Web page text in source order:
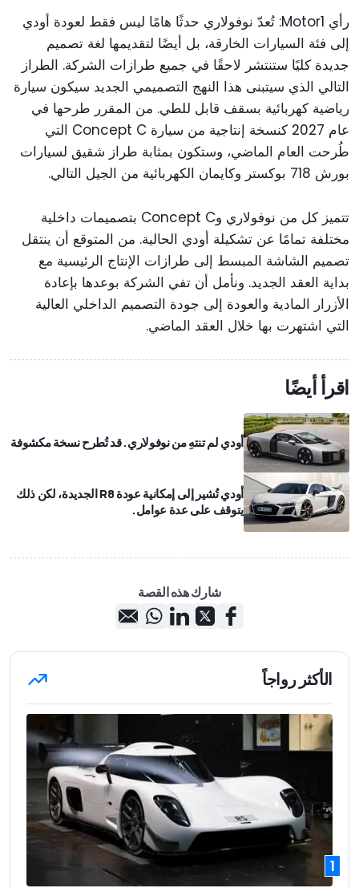
رأي Motor1: تُعدّ نوفولاري حدثًا هامًا ليس فقط لعودة أودي
إلى فئة السيارات الخارقة، بل أيضًا لتقديمها لغة تصميم
جديدة كليًا ستنتشر لاحقًا في جميع طرازات الشركة. الطراز
التالي الذي سيتبنى هذا النهج التصميمي الجديد سيكون سيارة
رياضية كهربائية بسقف قابل للطي. من المقرر طرحها في
عام 2027 كنسخة إنتاجية من سيارة Concept C التي
طُرحت العام الماضي، وستكون بمثابة طراز شقيق لسيارات
بورش 718 بوكستر وكايمان الكهربائية من الجيل التالي.
تتميز كل من نوفولاري وConcept C بتصميمات داخلية
مختلفة تمامًا عن تشكيلة أودي الحالية. من المتوقع أن ينتقل
تصميم الشاشة المبسط إلى طرازات الإنتاج الرئيسية مع
بداية العقد الجديد. ونأمل أن تفي الشركة بوعدها بإعادة
الأزرار المادية والعودة إلى جودة التصميم الداخلي العالية
التي اشتهرت بها خلال العقد الماضي.
اقرأ أيضًا
أودي لم تنتهِ من نوفولاري. قد تُطرح نسخة مكشوفة
أودي تُشير إلى إمكانية عودة R8 الجديدة، لكن ذلك
يتوقف على عدة عوامل.
شارك هذه القصة
الأكثر رواجاً
1